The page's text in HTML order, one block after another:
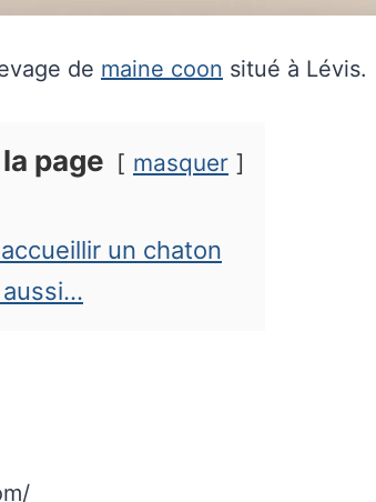
de maine coon situé à Lévis.
page masquer
un chaton
aussi…